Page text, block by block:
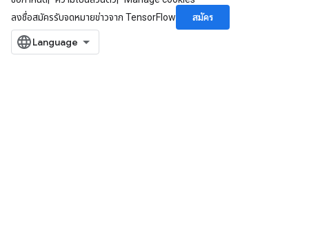
ลงชื่อสมัครรับจดหมายข่าวจาก TensorFlow
สมัคร